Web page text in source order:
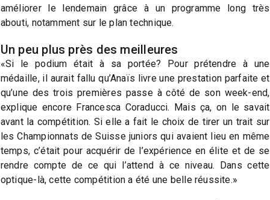
améliorer le lendemain grâce à un programme long très
abouti, notamment sur le plan technique.
Un peu plus près des meilleures
«Si le podium était à sa portée? Pour prétendre à une
médaille, il aurait fallu qu’Anaïs livre une prestation parfaite et
qu’une des trois premières passe à côté de son week-end,
explique encore Francesca Coraducci. Mais ça, on le savait
avant la compétition. Si elle a fait le choix de tirer un trait sur
les Championnats de Suisse juniors qui avaient lieu en même
temps, c’était pour acquérir de l’expérience en élite et de se
rendre compte de ce qui l’attend à ce niveau. Dans cette
optique-là, cette compétition a été une belle réussite.»